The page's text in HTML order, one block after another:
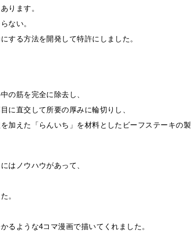
ります。
ない。
する方法を開発して特許にしました。
の筋を完全に除去し、
に直交して所要の厚みに輪切りし、
加えた「らんいち」を材料としたビーフステーキの製
はノウハウがあって、
。
るような4コマ漫画で描いてくれました。